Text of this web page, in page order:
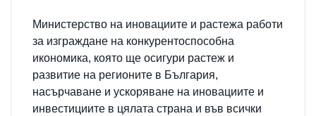
Министерство на иновациите и растежа работи
за изграждане на конкурентоспособна
икономика, която ще осигури растеж и
развитие на регионите в България,
насърчаване и ускоряване на иновациите и
инвестициите в цялата страна и във всички